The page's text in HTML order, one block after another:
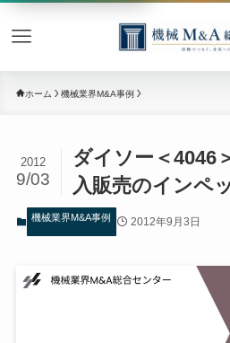
ホーム 機械業界M&A事例
ダイソー＜4046
入販売のインペ
2012
9/03
機械業界M&A事例 2012年9月3日